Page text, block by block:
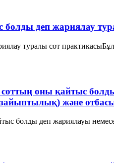
болды деп жариялау
туралы сот
оны қайтыс
және
болды деп жариялауы